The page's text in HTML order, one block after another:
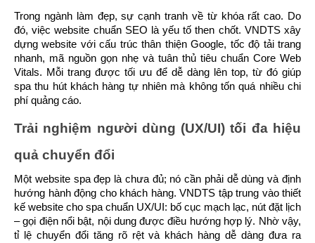
Trong ngành làm đẹp, sự cạnh tranh về từ khóa rất cao. Do
đó, việc website chuẩn SEO là yếu tố then chốt. VNDTS xây
dựng website với cấu trúc thân thiện Google, tốc độ tải trang
nhanh, mã nguồn gọn nhẹ và tuân thủ tiêu chuẩn Core Web
Vitals. Mỗi trang được tối ưu để dễ dàng lên top, từ đó giúp
spa thu hút khách hàng tự nhiên mà không tốn quá nhiều chi
phí quảng cáo.
Trải nghiệm người dùng (UX/UI) tối đa hiệu
quả chuyển đổi
Một website spa đẹp là chưa đủ; nó cần phải dễ dùng và định
hướng hành động cho khách hàng. VNDTS tập trung vào thiết
kế website cho spa chuẩn UX/UI: bố cục mạch lạc, nút đặt lịch
– gọi điện nổi bật, nội dung được điều hướng hợp lý. Nhờ vậy,
tỉ lệ chuyển đổi tăng rõ rệt và khách hàng dễ dàng đưa ra